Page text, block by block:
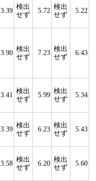
3.39
検出
せず
5.72
検出
せず
5.22
3.90
検出
せず
7.23
検出
せず
6.43
3.41
検出
せず
5.99
検出
せず
5.34
3.39
検出
せず
6.23
検出
せず
5.43
3.58
検出
せず
6.20
検出
せず
5.60